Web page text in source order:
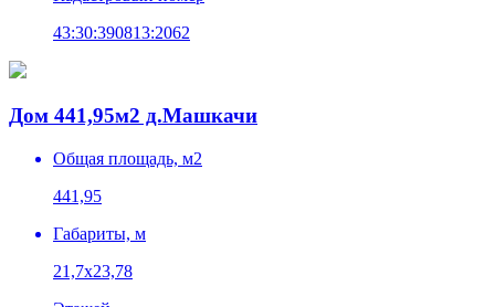
43:30:390813:2062
Дом 441,95м2 д.Машкачи
Общая площадь, м2
441,95
Габариты, м
21,7х23,78